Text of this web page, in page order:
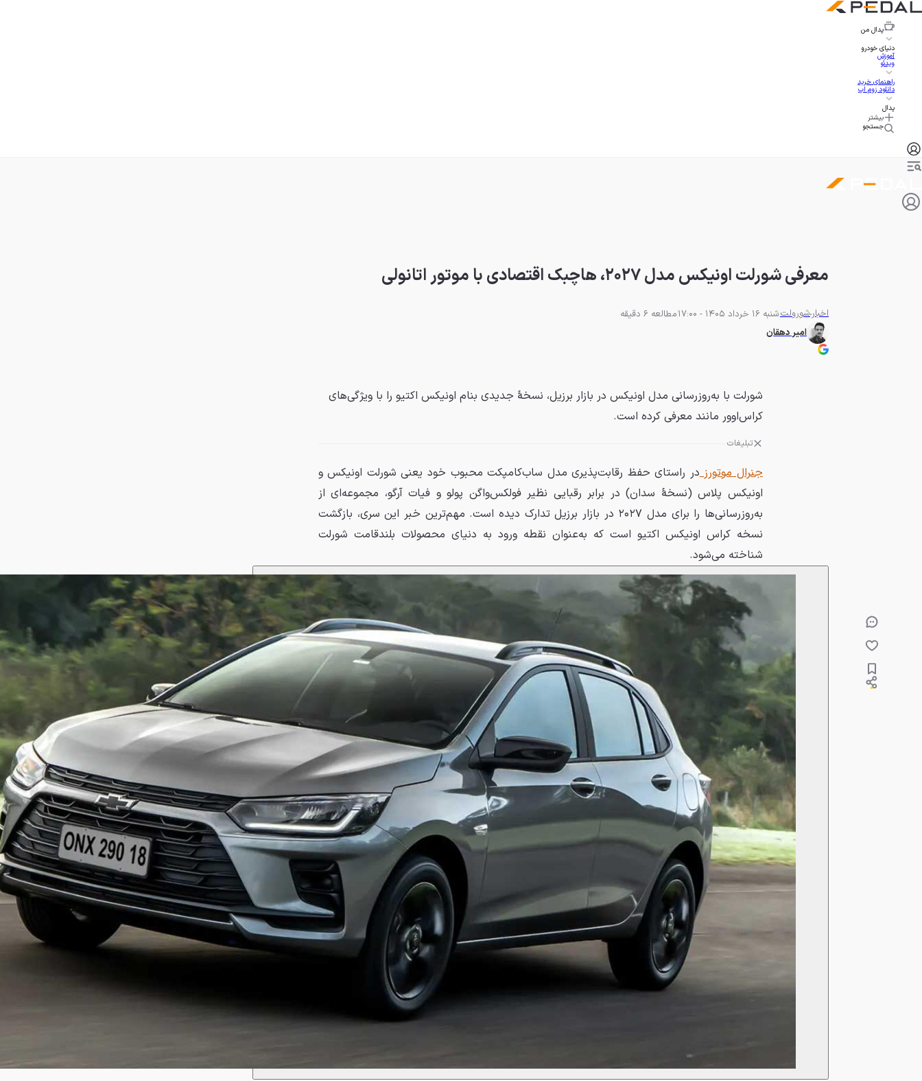
پدال من
دنیای خودرو
آموزش
ویدئو
راهنمای خرید
دانلود زوم اپ
پدال
بیشتر
جستجو
معرفی شورلت اونیکس مدل ۲۰۲۷، هاچبک اقتصادی با موتور اتانولی
اخبارشورولتشنبه 16 خرداد 1405 - 17:00
مطالعه 6 دقیقه
امیر دهقان
شورلت با به‌روزرسانی مدل اونیکس در بازار برزیل، نسخهٔ جدیدی بنام اونیکس اکتیو را با ویژگی‌های
کراس‌اوور مانند معرفی کرده است.
تبلیغات
جنرال موتورزدر راستای حفظ رقابت‌پذیری مدل ساب‌کامپکت محبوب خود یعنی شورلت اونیکس و
اونیکس پلاس (نسخهٔ سدان) در برابر رقبایی نظیر فولکس‌واگن پولو و فیات آرگو، مجموعه‌ای از
به‌روزرسانی‌ها را برای مدل ۲۰۲۷ در بازار برزیل تدارک دیده است. مهم‌ترین خبر این سری، بازگشت
نسخه کراس اونیکس اکتیو است که به‌عنوان نقطه ورود به دنیای محصولات بلندقامت شورلت
شناخته می‌شود.